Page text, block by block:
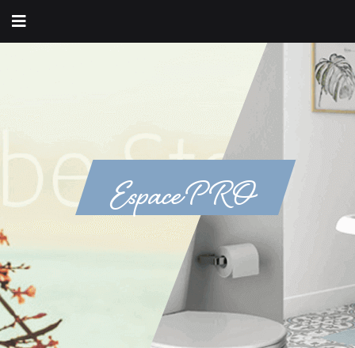
Espace PRO